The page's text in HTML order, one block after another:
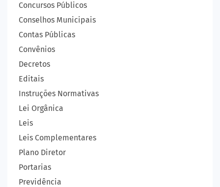
Concursos Públicos
Conselhos Municipais
Contas Públicas
Convênios
Decretos
Editais
Instruções Normativas
Lei Orgânica
Leis
Leis Complementares
Plano Diretor
Portarias
Previdência